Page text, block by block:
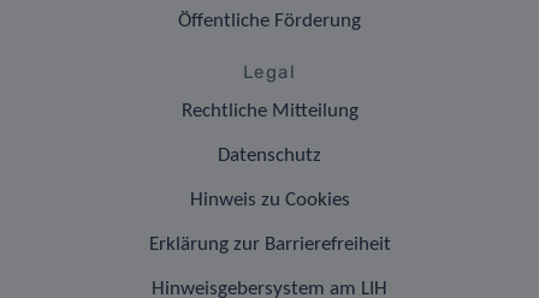
Öffentliche Förderung
Legal
Rechtliche Mitteilung
Datenschutz
Hinweis zu Cookies
Erklärung zur Barrierefreiheit
Hinweisgebersystem am LIH